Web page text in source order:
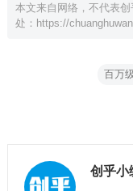
本文来自网络，不代表
处： https://
百万
创乎小